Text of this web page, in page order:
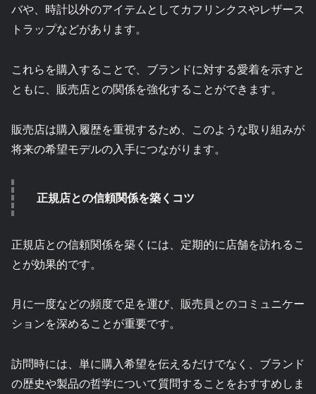
バや、時計以外のアイテムとしてカフリンクスやレザース
トラップなどがあります。
これらを購入することで、ブランドに対する愛着を示すと
ともに、販売店との関係を強化することができます。
販売店は購入履歴を重視するため、このような取り組みが
将来の希望モデルの入手につながります。
正規店との信頼関係を築くコツ
正規店との信頼関係を築くには、定期的に店舗を訪れるこ
とが効果的です。
月に一度などの頻度で足を運び、販売員とのコミュニケー
ションを深めることが重要です。
訪問時には、単に購入希望を伝えるだけでなく、ブランド
の歴史や製品の哲学について質問することをおすすめしま